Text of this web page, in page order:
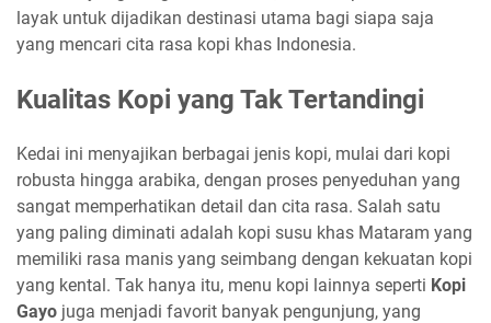
layak untuk dijadikan destinasi utama bagi siapa saja
yang mencari cita rasa kopi khas Indonesia.
Kualitas Kopi yang Tak Tertandingi
Kedai ini menyajikan berbagai jenis kopi, mulai dari kopi
robusta hingga arabika, dengan proses penyeduhan yang
sangat memperhatikan detail dan cita rasa. Salah satu
yang paling diminati adalah kopi susu khas Mataram yang
memiliki rasa manis yang seimbang dengan kekuatan kopi
yang kental. Tak hanya itu, menu kopi lainnya seperti Kopi
Gayo juga menjadi favorit banyak pengunjung, yang